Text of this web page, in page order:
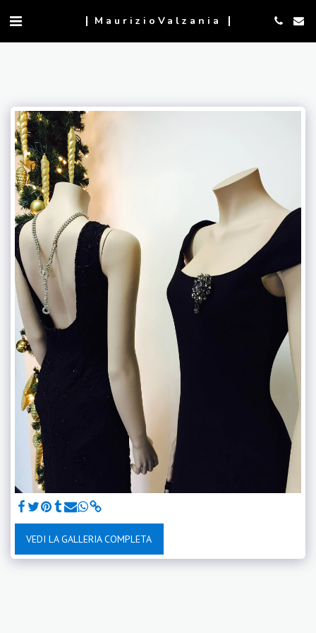
MaurizioValzania
VEDI LA GALLERIA COMPLETA